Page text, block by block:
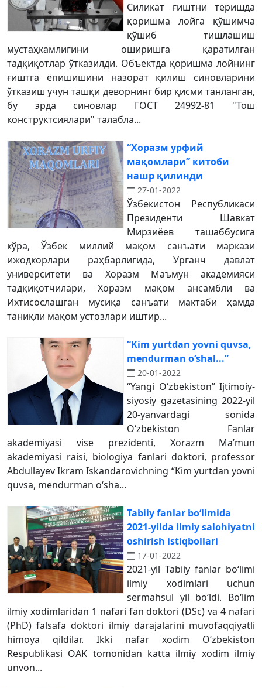
Силикат ғиштни теришда
қоришма лойга қўшимча
қўшиб тишлашиш
мустаҳкамлигини оширишга қаратилган
тадқиқотлар ўтказилди. Объектда қоришма лойнинг
ғиштга ёпишишини назорат қилиш синовларини
ўтказиш учун ташқи деворнинг бир қисми танланган,
бу эрда синовлар ГОСТ 24992-81 "Тош
конструктсиялари" талабла...
“Хоразм урфий
мақомлари” китоби
нашр қилинди
27-01-2022
Ўзбекистон Республикаси
Президенти Шавкат
Мирзиёев ташаббусига
кўра, Ўзбек миллий мақом санъати маркази
ижодкорлари раҳбарлигида, Урганч давлат
университети ва Хоразм Маъмун академияси
тадқиқотчилари, Хоразм мақом ансамбли ва
Ихтисослашган мусиқа санъати мактаби ҳамда
таниқли мақом устозлари иштир...
“Kim yurtdan yovni quvsa,
mendurman oʻshal...”
20-01-2022
“Yangi Oʻzbekiston” Ijtimoiy-
siyosiy gazetasining 2022-yil
20-yanvardagi sonida
Oʻzbekiston Fanlar
akademiyasi vise prezidenti, Xorazm Ma’mun
akademiyasi raisi, biologiya fanlari doktori, professor
Abdullayev Ikram Iskandarovichning “Kim yurtdan yovni
quvsa, mendurman oʻsha...
Tabiiy fanlar boʻlimida
2021-yilda ilmiy salohiyatni
oshirish istiqbollari
17-01-2022
2021-yil Tabiiy fanlar boʻlimi
ilmiy xodimlari uchun
sermahsul yil boʻldi. Boʻlim
ilmiy xodimlaridan 1 nafari fan doktori (DSc) va 4 nafari
(PhD) falsafa doktori ilmiy darajalarini muvofaqqiyatli
himoya qildilar. Ikki nafar xodim Oʻzbekiston
Respublikasi OAK tomonidan katta ilmiy xodim ilmiy
unvon...